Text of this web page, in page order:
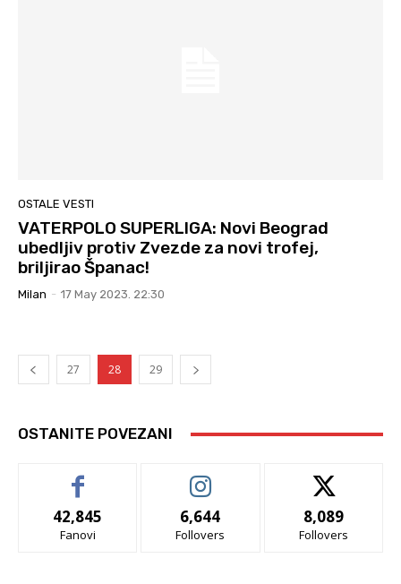
OSTALE VESTI
VATERPOLO SUPERLIGA: Novi Beograd
ubedljiv protiv Zvezde za novi trofej,
briljirao Španac!
Milan - 17 May 2023. 22:30
27 28 29
OSTANITE POVEZANI
42,845
Fanovi
6,644
Follovers
8,089
Follovers